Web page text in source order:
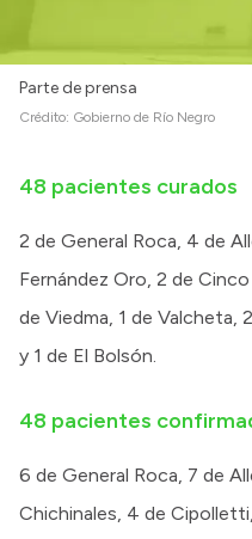
Convocatorias
Login
Parte de prensa
Crédito: Gobierno de Río Negro
48 pacientes curados
2 de General Roca, 4 de
Fernández Oro, 2 de
de Viedma, 1 de Valcheta,
y 1 de El Bolsón.
48 pacientes
6 de General Roca, 7 de
Chichinales, 4 de